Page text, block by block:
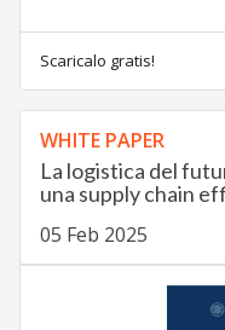
Scaricalo gratis!
WHITE PAPER
La logistica del
una supply chain
05 Feb 2025